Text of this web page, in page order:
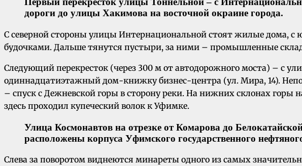
дороги до улицы Хакимова на восточной окраине города.
С северной стороны улицы Интернациональной стоят жилые дома,
будочками. Дальше тянутся пустыри, за ними – промышленные
Следующий перекресток (через 300 м от автодорожного моста) – с
одиннадцатиэтажный дом-книжку бизнес-центра (ул. Мира, 14).
– спуск с Дежневской горы в сторону реки. На нижних склонах
здесь проходил купеческий волок к Уфимке.
Улица Космонавтов на отрезке от Комарова до
расположены корпуса Уфимского государственного
Слева за поворотом виднеются минареты одного из самых